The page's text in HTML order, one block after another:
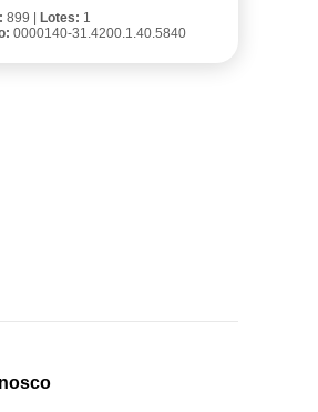
899 | Lotes: 1
0000140-31.4200.1.40.5840